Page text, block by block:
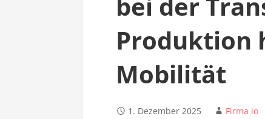
Produktion
Mobilität
1. Dezember 2025 Firma io